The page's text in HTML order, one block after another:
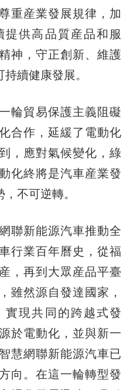
重産業發展規律，加
提供高品質産品和服
神，守正創新、維護
續健康發展。
貿易保護主義阻礙
合作，延緩了電動化
，應對氣候變化，綠
化終將是汽車産業發
不可逆轉。
新能源汽車推動全
行業百年曆史，從福
，再到大眾産品平臺
雖然源自發達國家，
實現共同的跨越式發
於電動化，並與新一
慧網聯新能源汽車已
向。在這一輪轉型發